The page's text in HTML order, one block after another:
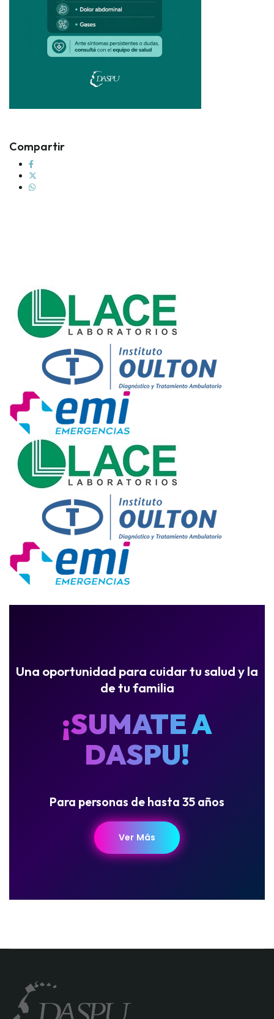
Compartir
Una oportunidad para cuidar tu salud y la
de tu familia
¡SUMATE A
DASPU!
Para personas de hasta 35 años
Ver Más